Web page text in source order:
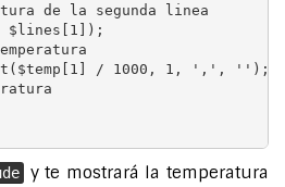
de la segunda linea
$lines[1]);
/ 1000, 1, ',', '');
y te mostrará la temperatura